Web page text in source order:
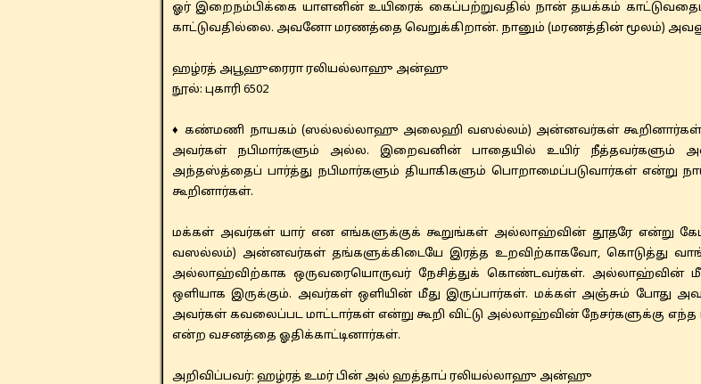
ஓர் இறைநம்பிக்கை யாளனின் உயிரைக் கைப்பற்றுவதில் நான் தயக்கம்
காட்டுவதில்லை. அவனோ மரணத்தை வெறுக்கிறான். நானும் (மரணத்தின் மூலம்)
ஹழ்ரத் ​​அபூஹுரைரா ரலியல்லாஹு அன்ஹு
​நூல்: புகாரி 6502
♦ கண்மணி நாயகம் (ஸல்லல்லாஹு அலைஹி வஸல்லம்) அன்னவர்கள் கூறினார்கள்:
அவர்கள் நபிமார்களும் அல்ல. இறைவனின் பாதையில் உயிர் நீத்தவர்களும்
அந்தஸ்த்தைப் பார்த்து நபிமார்களும் தியாகிகளும் பொறாமைப்படுவார்கள்
கூறினார்கள்.
​​மக்கள் அவர்கள் யார் என எங்களுக்குக் கூறுங்கள் அல்லாஹ்வின் தூதரே என்று
வஸல்லம்) அன்னவர்கள் தங்களுக்கிடையே இரத்த உறவிற்காகவோ, கொடுத்து
அல்லாஹ்விற்காக ஒருவரையொருவர் நேசித்துக் கொண்டவர்கள். அல்லாஹ்வின்
ஒளியாக இருக்கும். அவர்கள் ஒளியின் மீது இருப்பார்கள். மக்கள் அஞ்சும் போது
அவர்கள் கவலைப்பட மாட்டார்கள் என்று கூறி விட்டு அல்லாஹ்வின் நேசர்களுக்கு
என்ற வசனத்தை ஓதிக்காட்டினார்கள்.
​​அறிவிப்பவர்: ஹழ்ரத் உமர் பின் அல் ஹத்தாப் ரலியல்லாஹு அன்ஹு